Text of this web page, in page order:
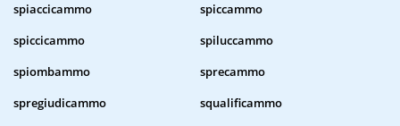
spiaccicammo
spiccammo
spiccicammo
spiluccammo
spiombammo
sprecammo
spregiudicammo
squalificammo